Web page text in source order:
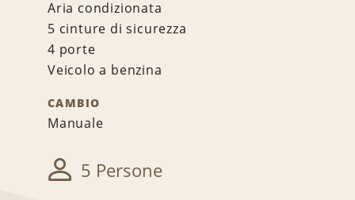
Aria condizionata
5 cinture di sicurezza
4 porte
Veicolo a benzina
CAMBIO
Manuale
5 Persone